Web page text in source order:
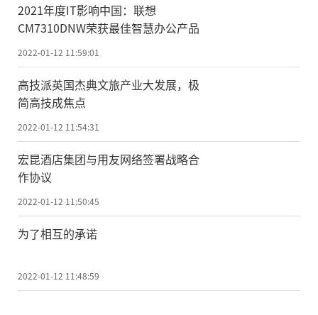
2021年度IT影响中国：联想
CM7310DNW荣获最佳智慧办公产品
2022-01-12 11:59:01
高技派英国杰典文旅产业大发展，极
简高技成焦点
2022-01-12 11:54:31
宏昆酒店集团与用友网络签署战略合
作协议
2022-01-12 11:50:45
为了相互的承诺
2022-01-12 11:48:59